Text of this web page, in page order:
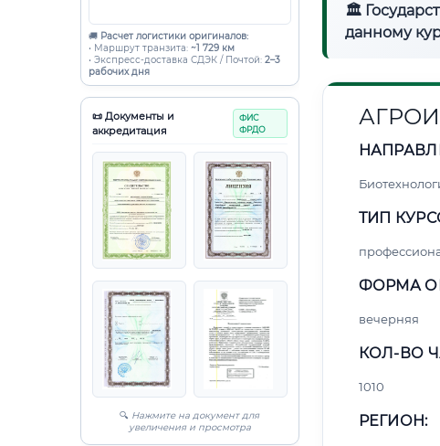
🚚 Расчет логистики оригиналов:
• Маршрут транзита: ~1 729 км
• Экспресс-доставка СДЭК / Почтой: 2–3
рабочих дня
📜 Документы и
аккредитация
ФИС
ФРДО
🔍 Нажмите на документ для
увеличения и просмотра
🏛
данному
ТИП
ФОРМА
вечерняя
КОЛ-ВО
1010
РЕГИОН: